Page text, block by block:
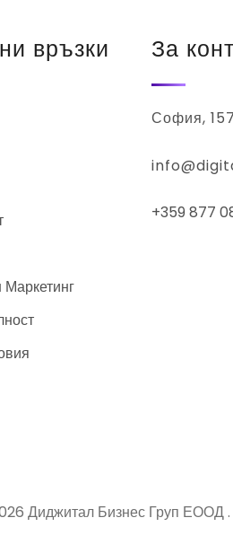
връзки За
София,
+359 877
Диджитал Бизнес Груп ЕООД .